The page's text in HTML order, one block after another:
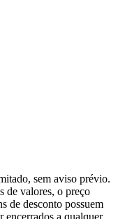
sem aviso prévio.
de valores, o preço
de desconto possuem
encerrados a qualquer